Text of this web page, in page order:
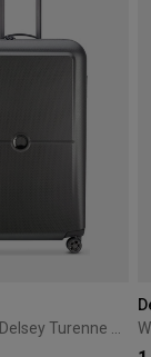
Walizka duża Delsey Turenne 75 cm Srebrna